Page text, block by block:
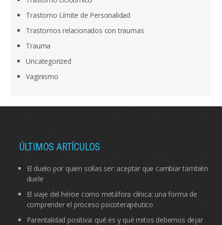
Trastorno Límite de Personalidad
Trastornos relacionados con traumas
Trauma
Uncategorized
Vaginismo
ÚLTIMOS ARTÍCULOS
El duelo por quien solías ser: aceptar que cambiar también
duele
El viaje del héroe como metáfora clínica: una forma de
comprender el proceso psicoterapéutico
Parentalidad positiva: qué es y qué mitos debemos dejar